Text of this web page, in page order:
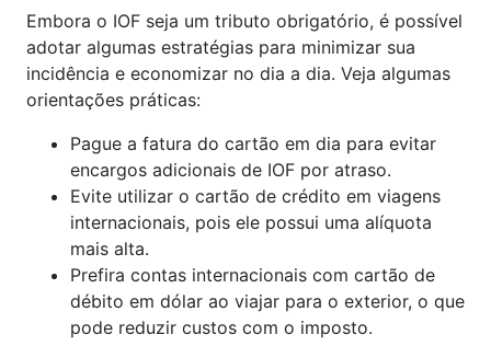
Embora o IOF seja um tributo obrigatório, é possível
adotar algumas estratégias para minimizar sua
incidência e economizar no dia a dia. Veja algumas
orientações práticas:
Pague a fatura do cartão em dia para evitar
encargos adicionais de IOF por atraso.
Evite utilizar o cartão de crédito em viagens
internacionais, pois ele possui uma alíquota
mais alta.
Prefira contas internacionais com cartão de
débito em dólar ao viajar para o exterior, o que
pode reduzir custos com o imposto.